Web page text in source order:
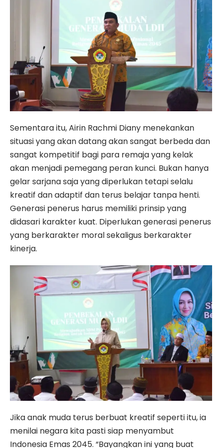
Sementara itu, Airin Rachmi Diany menekankan
situasi yang akan datang akan sangat berbeda dan
sangat kompetitif bagi para remaja yang kelak
akan menjadi pemegang peran kunci. Bukan hanya
gelar sarjana saja yang diperlukan tetapi selalu
kreatif dan adaptif dan terus belajar tanpa henti.
Generasi penerus harus memiliki prinsip yang
didasari karakter kuat. Diperlukan generasi penerus
yang berkarakter moral sekaligus berkarakter
kinerja.
Jika anak muda terus berbuat kreatif seperti itu, ia
menilai negara kita pasti siap menyambut
Indonesia Emas 2045. “Bayangkan ini yang buat